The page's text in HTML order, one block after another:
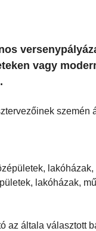
vagy
szemén
lakóházak,
az általa választott